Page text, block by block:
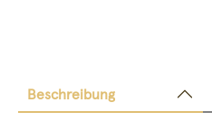
Beschreibung